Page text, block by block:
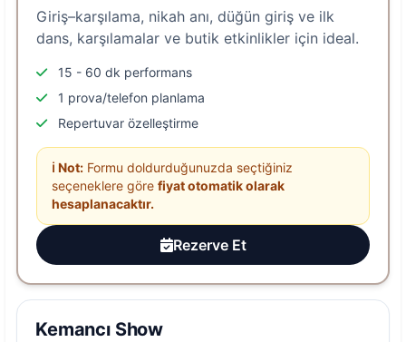
Giriş–karşılama, nikah anı, düğün giriş ve ilk
dans, karşılamalar ve butik etkinlikler için ideal.
15 - 60 dk performans
1 prova/telefon planlama
Repertuvar özelleştirme
ℹ️ Not: Formu doldurduğunuzda seçtiğiniz
seçeneklere göre fiyat otomatik olarak
hesaplanacaktır.
Rezerve Et
Kemancı Show